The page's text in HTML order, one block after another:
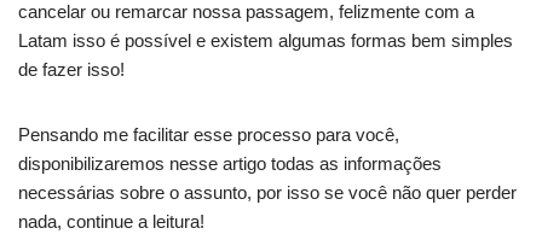
cancelar ou remarcar nossa passagem, felizmente com a
Latam isso é possível e existem algumas formas bem simples
de fazer isso!
Pensando me facilitar esse processo para você,
disponibilizaremos nesse artigo todas as informações
necessárias sobre o assunto, por isso se você não quer perder
nada, continue a leitura!